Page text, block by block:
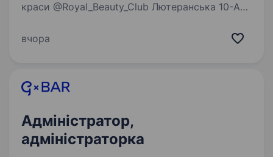
краси @Royal_Beauty_Club Лютеранська 10-A
адміністратора Гарний колектив, гнучкий
вчора
Адміністратор,
адміністраторка